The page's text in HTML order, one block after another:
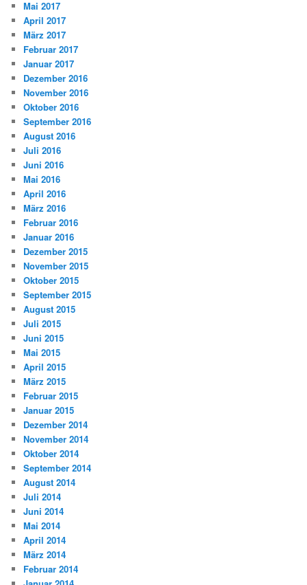
Mai 2017
April 2017
März 2017
Februar 2017
Januar 2017
Dezember 2016
November 2016
Oktober 2016
September 2016
August 2016
Juli 2016
Juni 2016
Mai 2016
April 2016
März 2016
Februar 2016
Januar 2016
Dezember 2015
November 2015
Oktober 2015
September 2015
August 2015
Juli 2015
Juni 2015
Mai 2015
April 2015
März 2015
Februar 2015
Januar 2015
Dezember 2014
November 2014
Oktober 2014
September 2014
August 2014
Juli 2014
Juni 2014
Mai 2014
April 2014
März 2014
Februar 2014